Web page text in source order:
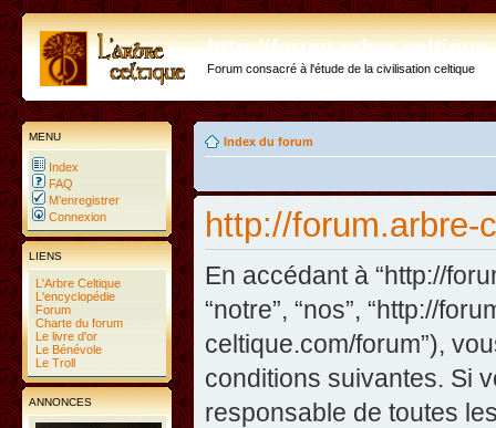
http://forum.arbre-
Forum consacré à l'étude de la civilisation celtique
MENU
Index
FAQ
M’enregistrer
Connexion
LIENS
L'Arbre Celtique
L'encyclopédie
Forum
Charte du forum
Le livre d'or
Le Bénévole
Le Troll
ANNONCES
Index du forum
http://forum.arbre-
En accédant à “http://
“notre”, “nos”, “http://
celtique.com/forum”),
conditions suivantes. Si
responsable de toutes